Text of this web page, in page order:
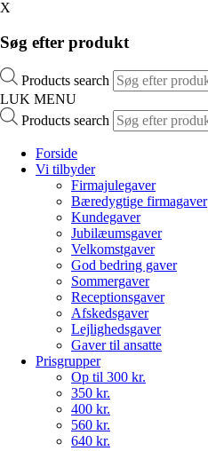
X
Søg efter produkt
Products search
LUK MENU
Products search
Forside
Vi tilbyder
Firmajulegaver
Bæredygtige firmagaver
Kundegaver
Jubilæumsgaver
Velkomstgaver
God bedring gaver
Sommergaver
Receptionsgaver
Afskedsgaver
Lejlighedsgaver
Gaver til ansatte
Prisgrupper
Op til 300 kr.
350 kr.
400 kr.
560 kr.
640 kr.